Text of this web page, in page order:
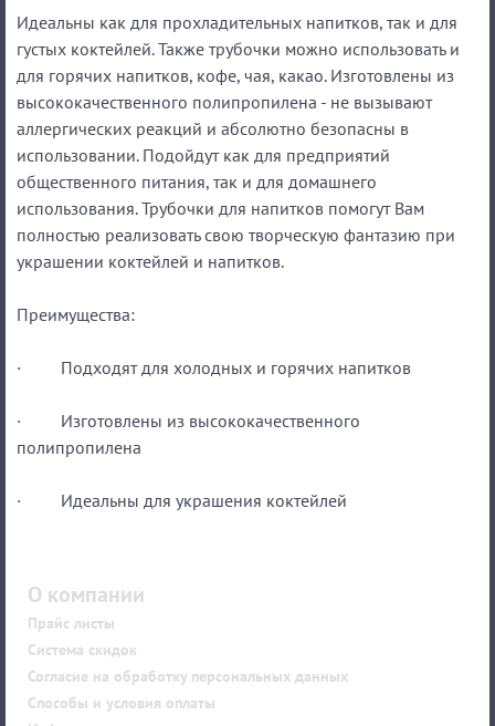
Идеальны как для прохладительных напитков, так и для
густых коктейлей. Также трубочки можно использовать и
для горячих напитков, кофе, чая, какао. Изготовлены из
высококачественного полипропилена - не вызывают
аллергических реакций и абсолютно безопасны в
использовании. Подойдут как для предприятий
общественного питания, так и для домашнего
использования. Трубочки для напитков помогут Вам
полностью реализовать свою творческую фантазию при
украшении коктейлей и напитков.
Преимущества:
· Подходят для холодных и горячих напитков
· Изготовлены из высококачественного
полипропилена
· Идеальны для украшения коктейлей
О компании
Прайс листы
Система скидок
Согласие на обработку персональных данных
Способы и условия оплаты